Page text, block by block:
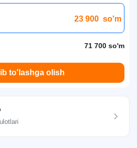
23 900 so'm
71 700 so'm
to'lashga olish